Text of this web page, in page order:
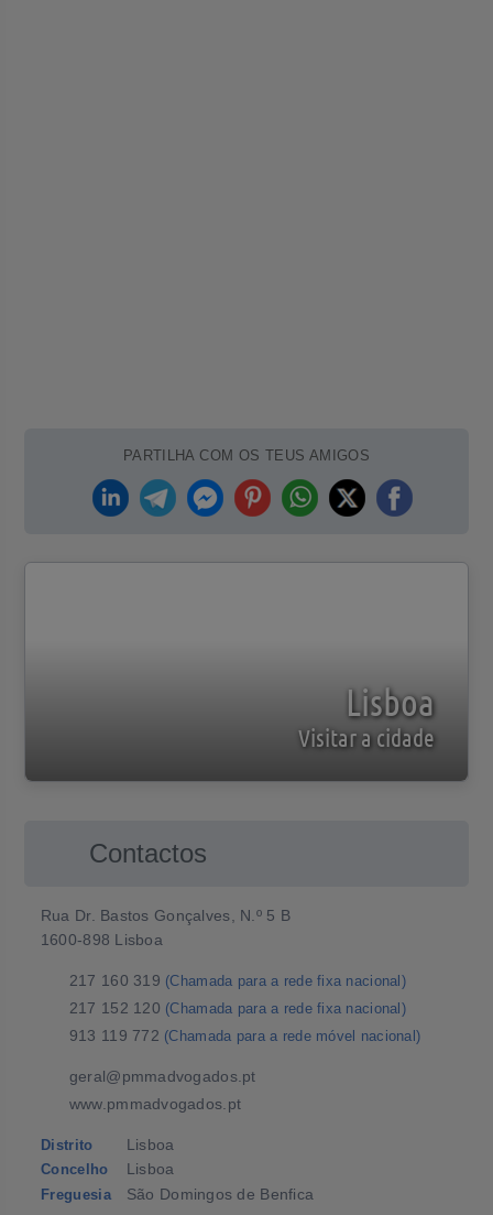
PARTILHA COM OS TEUS AMIGOS
Lisboa
Visitar a cidade
Contactos
Rua Dr. Bastos Gonçalves, N.º 5 B
1600-898 Lisboa
217 160 319 (Chamada para a rede fixa nacional)
217 152 120 (Chamada para a rede fixa nacional)
913 119 772 (Chamada para a rede móvel nacional)
geral@pmmadvogados.pt
www.pmmadvogados.pt
Distrito Lisboa
Concelho Lisboa
Freguesia São Domingos de Benfica